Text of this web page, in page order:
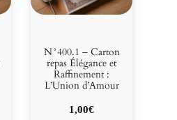
N°400.1 – Carton
repas Élégance et
Raffinement :
L’Union d’Amour
1,00€